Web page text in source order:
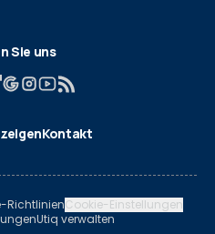
Sie uns
Kontakt
RichtlinienCookie-Einstellungen
Utiq verwalten